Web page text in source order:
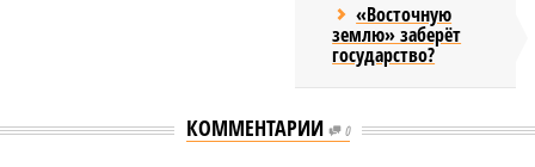
«Восточную
землю» заберёт
государство?
КОММЕНТАРИИ 0